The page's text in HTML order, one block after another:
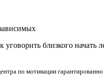
уговорить близкого начать
по мотивации гарантированно